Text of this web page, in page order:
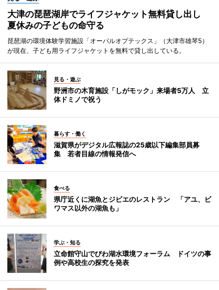
大津の琵琶湖岸でライフジャケット無料貸し出し
夏休みの子どもの命守る
琵琶湖の環境体験学習施設「オーパルオプテックス」（大津市雄琴5）
が現在、子ども用ライフジャケットを無料で貸し出している。
見る・遊ぶ
野洲市の木育施設「しがモック」来場者5万人 立
体ドミノで祝う
暮らす・働く
滋賀県がデジタル広報誌の25歳以下編集部員募
集 若者目線の情報発信へ
食べる
県庁近くに湖魚とジビエのレストラン 「アユ、ビ
ワマス以外の湖魚も」
学ぶ・知る
立命館守山でびわ湖水環境フォーラム ドイツの事
例や高校生の探究を発表